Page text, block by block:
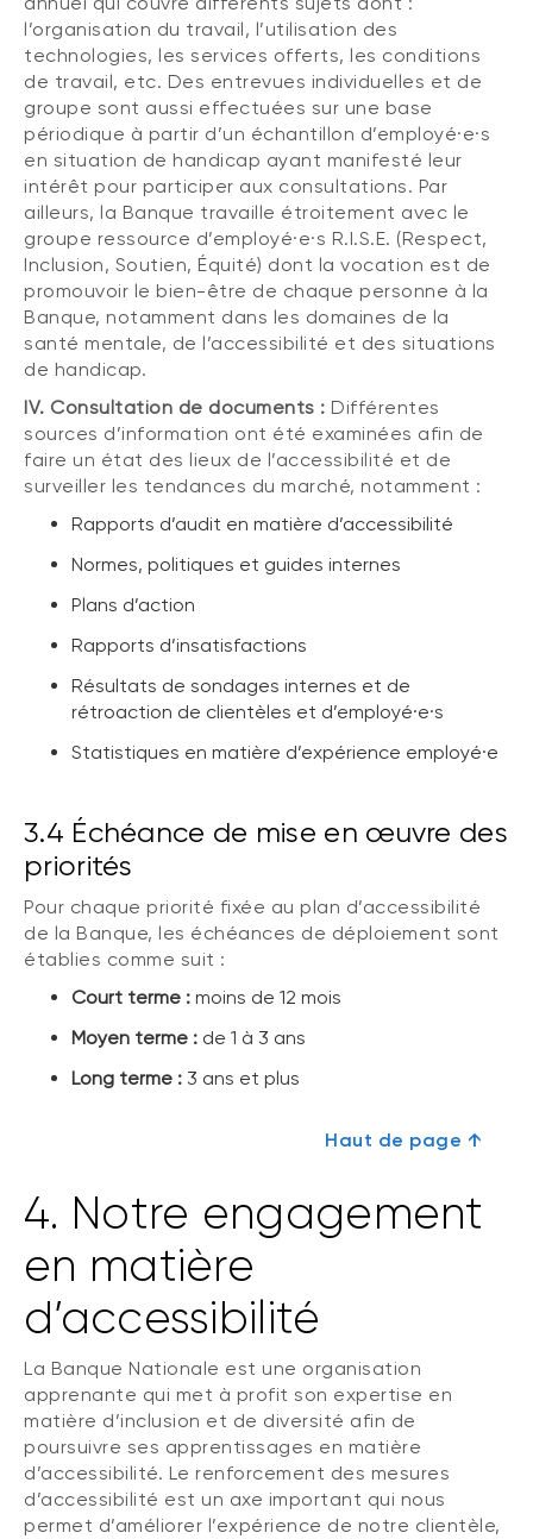
l’organisation du travail, l’utilisation des
technologies, les services offerts, les conditions
de travail, etc. Des entrevues individuelles et de
groupe sont aussi effectuées sur une base
périodique à partir d’un échantillon d’employé·e·s
en situation de handicap ayant manifesté leur
intérêt pour participer aux consultations. Par
ailleurs, la Banque travaille étroitement avec le
groupe ressource d’employé·e·s R.I.S.E. (Respect,
Inclusion, Soutien, Équité) dont la vocation est de
promouvoir le bien-être de chaque personne à la
Banque, notamment dans les domaines de la
santé mentale, de l’accessibilité et des situations
de handicap.
IV. Consultation de documents : Différentes
sources d’information ont été examinées afin de
faire un état des lieux de l’accessibilité et de
surveiller les tendances du marché, notamment :
Rapports d’audit en matière d’accessibilité
Normes, politiques et guides internes
Plans d’action
Rapports d’insatisfactions
Résultats de sondages internes et de
rétroaction de clientèles et d’employé·e·s
Statistiques en matière d’expérience employé·e
3.4 Échéance de mise en œuvre des
priorités
Pour chaque priorité fixée au plan d’accessibilité
de la Banque, les échéances de déploiement sont
établies comme suit :
Court terme : moins de 12 mois
Moyen terme : de 1 à 3 ans
Long terme : 3 ans et plus
Haut de page ↑
4. Notre engagement
en matière
d’accessibilité
La Banque Nationale est une organisation
apprenante qui met à profit son expertise en
matière d’inclusion et de diversité afin de
poursuivre ses apprentissages en matière
d’accessibilité. Le renforcement des mesures
d’accessibilité est un axe important qui nous
permet d’améliorer l’expérience de notre clientèle,